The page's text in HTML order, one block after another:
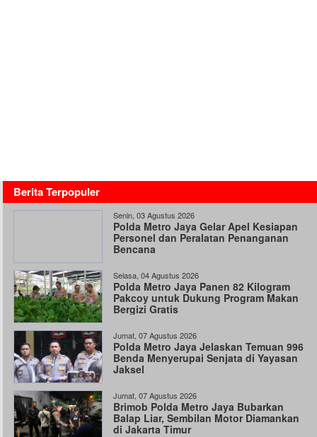
Berita Terpopuler
Senin, 03 Agustus 2026
Polda Metro Jaya Gelar Apel Kesiapan
Personel dan Peralatan Penanganan
Bencana
Selasa, 04 Agustus 2026
Polda Metro Jaya Panen 82 Kilogram
Pakcoy untuk Dukung Program Makan
Bergizi Gratis
Jumat, 07 Agustus 2026
Polda Metro Jaya Jelaskan Temuan 996
Benda Menyerupai Senjata di Yayasan
Jaksel
Jumat, 07 Agustus 2026
Brimob Polda Metro Jaya Bubarkan
Balap Liar, Sembilan Motor Diamankan
di Jakarta Timur